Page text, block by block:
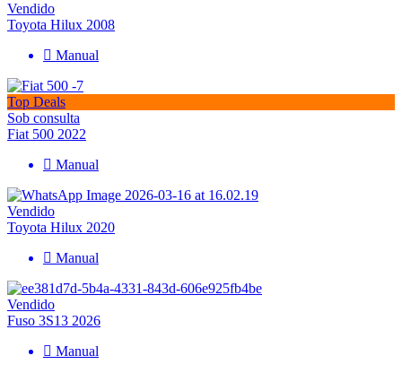
Vendido
Toyota Hilux 2008
Manual
Top Deals
Sob consulta
Fiat 500 2022
Manual
Vendido
Toyota Hilux 2020
Manual
Vendido
Fuso 3S13 2026
Manual